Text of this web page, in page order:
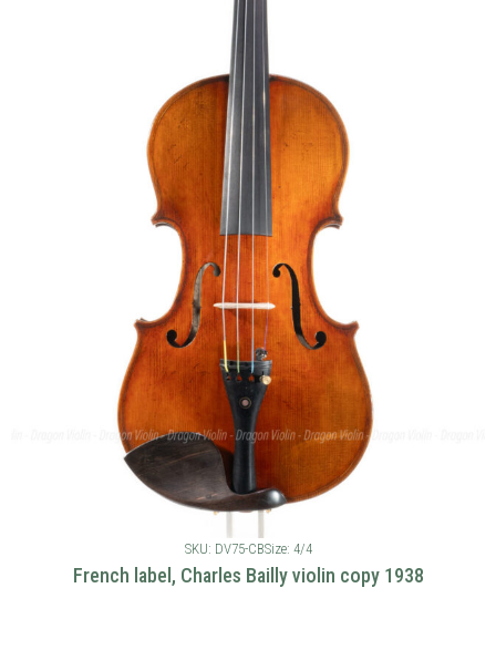
SKU: DV75-CBSize: 4/4
French label, Charles Bailly violin copy 1938